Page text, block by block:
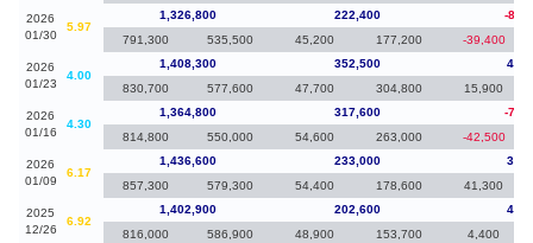
2026
01/30
5.97
1,326,800 222,400
-
791,300
535,500 45,200 177,200 -39,400
2026
01/23
4.00
1,408,300 352,500
830,700
577,600 47,700 304,800 15,900
2026
01/16
4.30
1,364,800 317,600
-
814,800
550,000 54,600 263,000 -42,500
2026
01/09
6.17
1,436,600 233,000
857,300
579,300 54,400 178,600 41,300
2025
12/26
6.92
1,402,900 202,600
816,000
586,900 48,900 153,700 4,400